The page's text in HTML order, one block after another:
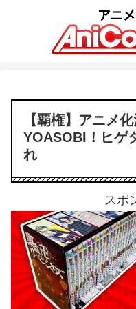
【覇権】アニメ
YOASOBI！ヒゲ
れ
スポ